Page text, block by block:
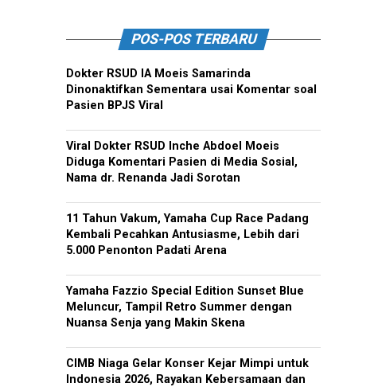
POS-POS TERBARU
Dokter RSUD IA Moeis Samarinda
Dinonaktifkan Sementara usai Komentar soal
Pasien BPJS Viral
Viral Dokter RSUD Inche Abdoel Moeis
Diduga Komentari Pasien di Media Sosial,
Nama dr. Renanda Jadi Sorotan
11 Tahun Vakum, Yamaha Cup Race Padang
Kembali Pecahkan Antusiasme, Lebih dari
5.000 Penonton Padati Arena
Yamaha Fazzio Special Edition Sunset Blue
Meluncur, Tampil Retro Summer dengan
Nuansa Senja yang Makin Skena
CIMB Niaga Gelar Konser Kejar Mimpi untuk
Indonesia 2026, Rayakan Kebersamaan dan